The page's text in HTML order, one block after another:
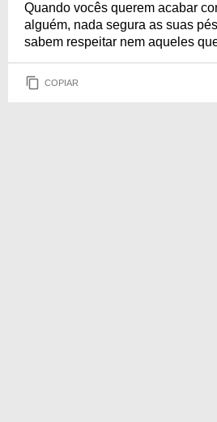
Quando vocês querem acabar
alguém, nada segura as suas
sabem respeitar nem aqueles
COPIAR